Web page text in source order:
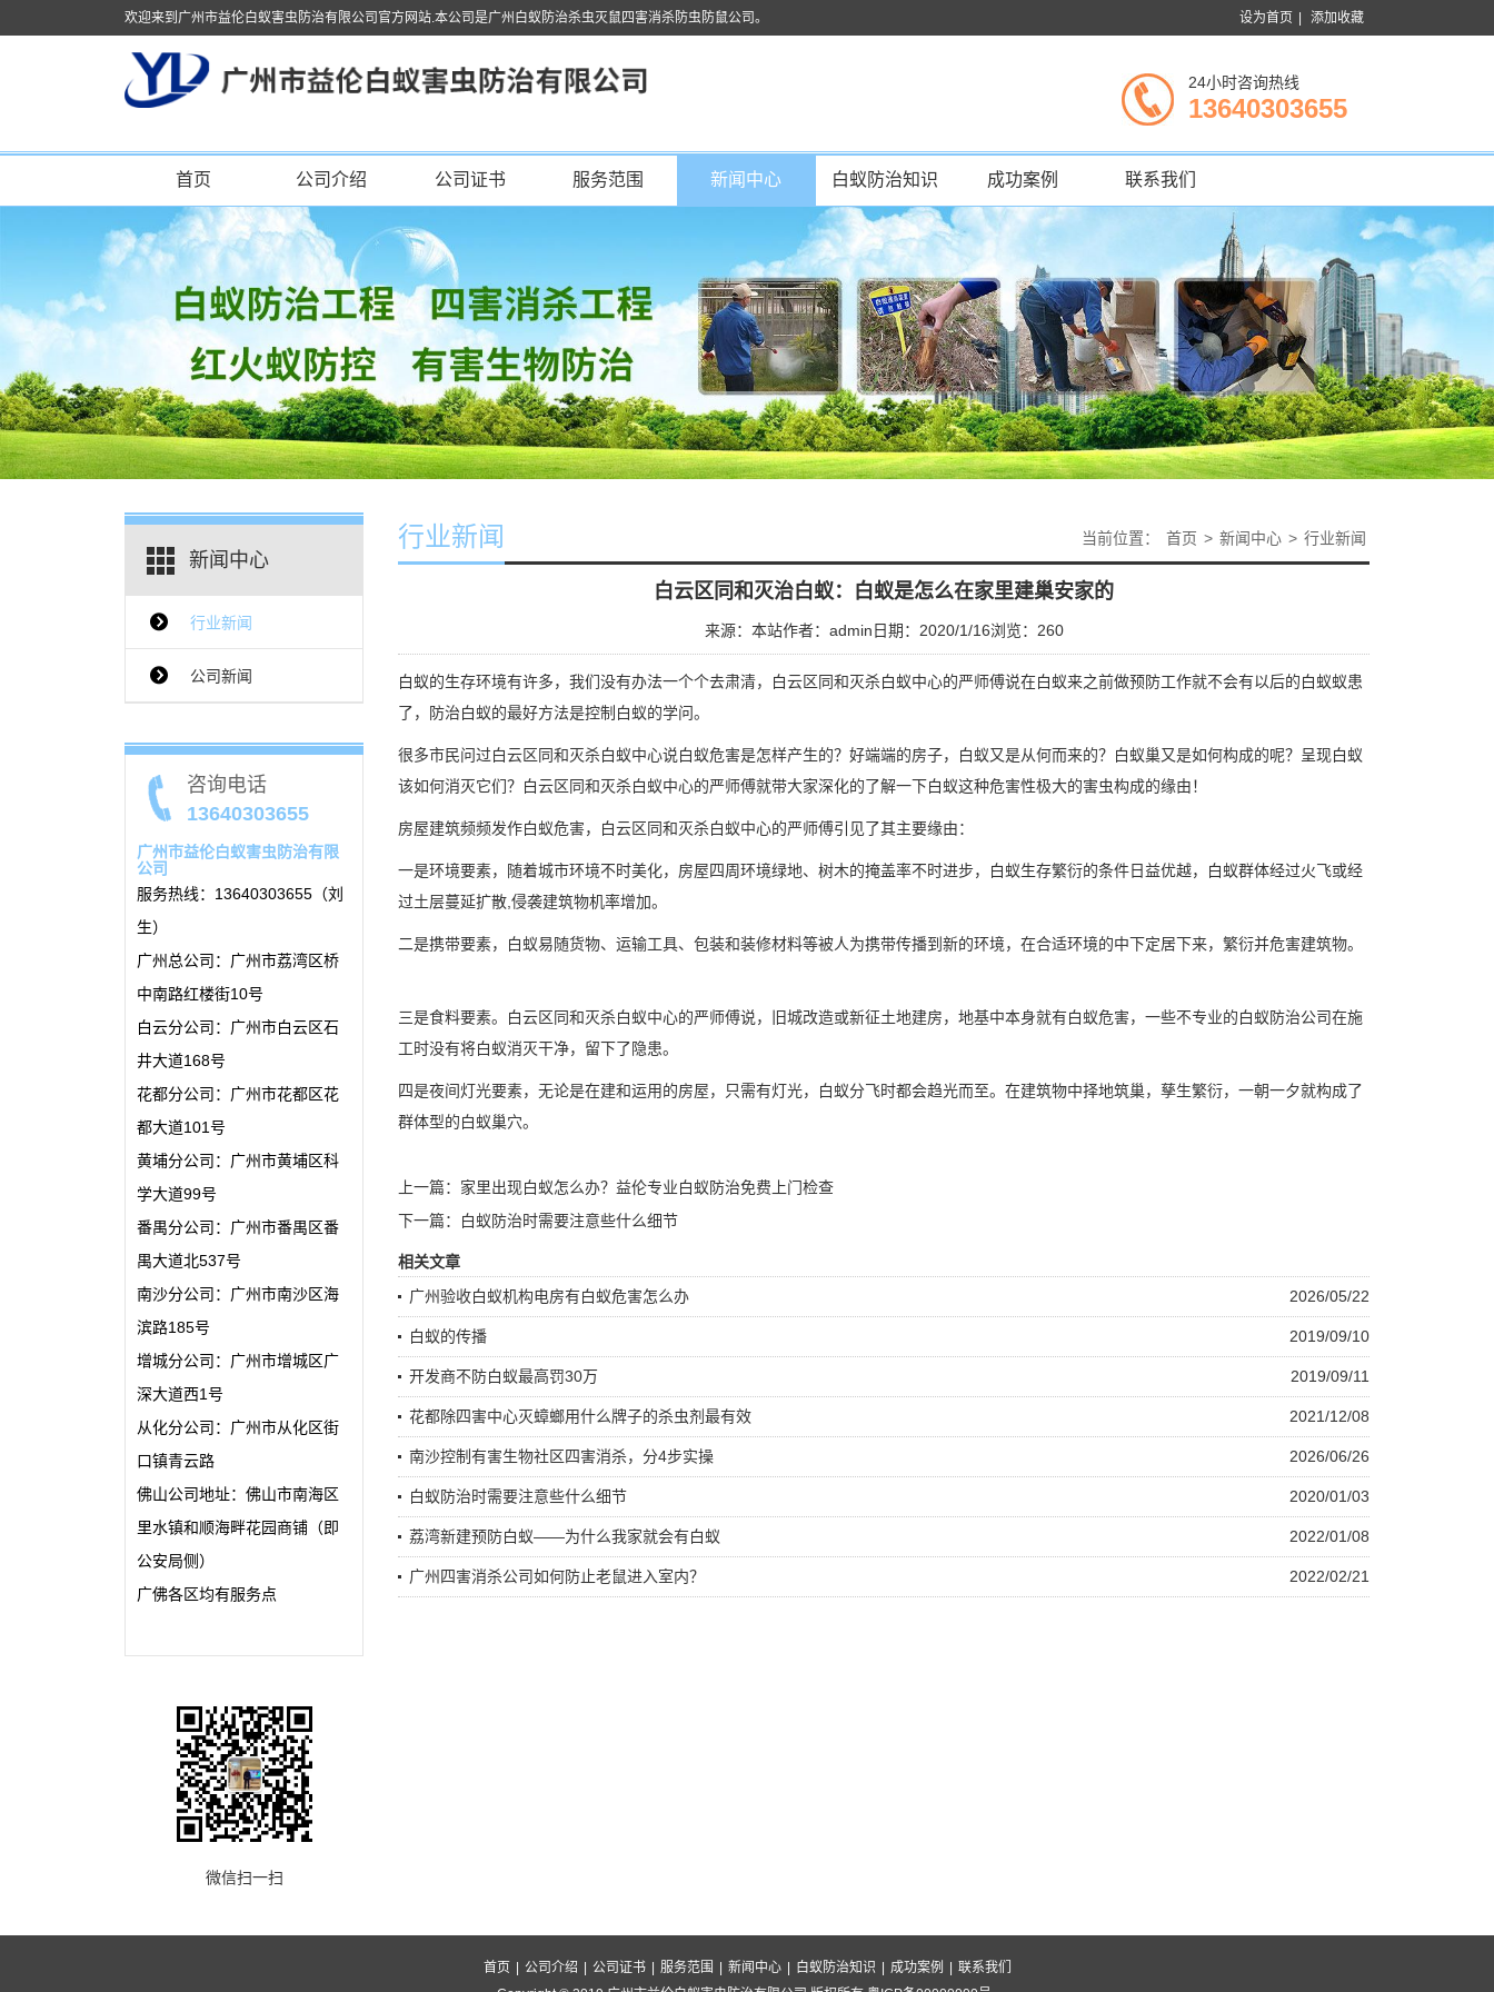
欢迎来到广州市益伦白蚁害虫防治有限公司官方网站.本公司是广州白蚁防治杀虫灭鼠四害消杀防虫防鼠公司。 设为首页 添加收藏
24小时咨询热线
13640303655
首页 公司介绍 公司证书 服务范围 新闻中心 白蚁防治知识 成功案例 联系我们
新闻中心
{$ClassName_en}
行业新闻
公司新闻
咨询电话
13640303655
广州市益伦白蚁害虫防治有限
公司
服务热线：13640303655（刘
生）
广州总公司：广州市荔湾区桥
中南路红楼街10号
白云分公司：广州市白云区石
井大道168号
花都分公司：广州市花都区花
都大道101号
黄埔分公司：广州市黄埔区科
学大道99号
番禺分公司：广州市番禺区番
禺大道北537号
南沙分公司：广州市南沙区海
滨路185号
增城分公司：广州市增城区广
深大道西1号
从化分公司：广州市从化区街
口镇青云路
佛山公司地址：佛山市南海区
里水镇和顺海畔花园商铺（即
公安局侧）
广佛各区均有服务点
微信扫一扫
行业新闻 当前位置： 首页 > 新闻中心 > 行业新闻
白云区同和灭治白蚁：白蚁是怎么在家里建巢安家的
来源：本站作者：admin 日期：2020/1/16浏览： 260
白蚁的生存环境有许多，我们没有办法一个个去肃清， 白云区同和灭杀白蚁中心的严师傅说在白蚁来之前做预防工作就不会有以后的白蚁蚁患
了，防治白蚁的最好方法是控制白蚁的学问。
很多市民问过白云区同和灭杀白蚁中心说白蚁危害是怎样产生的？好端端的房子，白蚁又是从何而来的？白蚁巢又是如何构成的呢？呈现白蚁
该如何消灭它们？白云区同和灭杀白蚁中心的严师傅就带大家深化的了解一下白蚁这种危害性极大的害虫构成的缘由！
房屋建筑频频发作白蚁危害，白云区同和灭杀白蚁中心的严师傅引见了其主要缘由：
一是环境要素，随着城市环境不时美化，房屋四周环境绿地、树木的掩盖率不时进步，白蚁生存繁衍的条件日益优越，白蚁群体经过火飞或经
过土层蔓延扩散,侵袭建筑物机率增加。
二是携带要素，白蚁易随货物、运输工具、包装和装修材料等被人为携带传播到新的环境，在合适环境的中下定居下来，繁衍并危害建筑物。
三是食料要素。白云区同和灭杀白蚁中心的严师傅说，旧城改造或新征土地建房，地基中本身就有白蚁危害，一些不专业的白蚁防治公司在施
工时没有将白蚁消灭干净，留下了隐患。
四是夜间灯光要素，无论是在建和运用的房屋，只需有灯光，白蚁分飞时都会趋光而至。在建筑物中择地筑巢，孳生繁衍，一朝一夕就构成了
群体型的白蚁巢穴。
上一篇： 家里出现白蚁怎么办？益伦专业白蚁防治免费上门检查
下一篇： 白蚁防治时需要注意些什么细节
相关文章
2026/05/22
广州验收白蚁机构电房有白蚁危害怎么办
2019/09/10
白蚁的传播
2019/09/11
开发商不防白蚁最高罚30万
2021/12/08
花都除四害中心灭蟑螂用什么牌子的杀虫剂最有效
2026/06/26
南沙控制有害生物社区四害消杀，分4步实操
2020/01/03
白蚁防治时需要注意些什么细节
2022/01/08
荔湾新建预防白蚁——为什么我家就会有白蚁
2022/02/21
广州四害消杀公司如何防止老鼠进入室内？
首页 公司介绍 公司证书 服务范围 新闻中心 白蚁防治知识 成功案例
联系我们